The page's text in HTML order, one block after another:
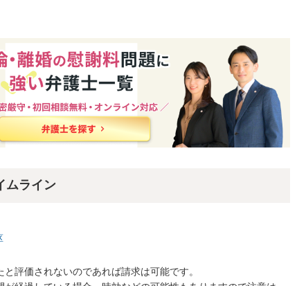
ムライン
評価されないのであれば請求は可能です。